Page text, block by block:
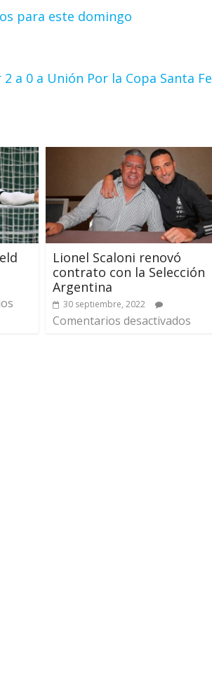
para este domingo
a 0 a Unión Por la Copa Santa Fe
Lionel Scaloni renovó
contrato con la Selección
Argentina
30 septiembre, 2022
Comentarios desactivados